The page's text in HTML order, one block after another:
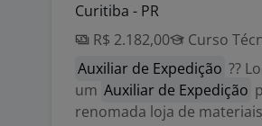
Curitiba - PR
R$ 2.182,00
Curso
Auxiliar de Expedição ??
um Auxiliar de Expedição
renomada loja de